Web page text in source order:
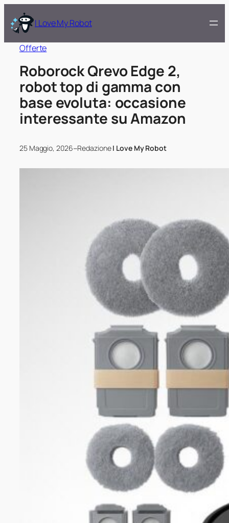
I Love My Robot
Offerte
Roborock Qrevo Edge 2,
robot top di gamma con
base evoluta: occasione
interessante su Amazon
25 Maggio, 2026–RedazioneI Love My Robot